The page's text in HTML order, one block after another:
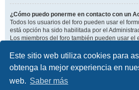
Este sitio web utiliza cookies para
obtenga la mejor experiencia en
web. Saber más
¿Cómo puedo ponerme en contacto con un
Todos los usuarios del foro pueden usar el
está opción ha sido habilitada por el
Los miembros del foro también pueden usar el
Arriba